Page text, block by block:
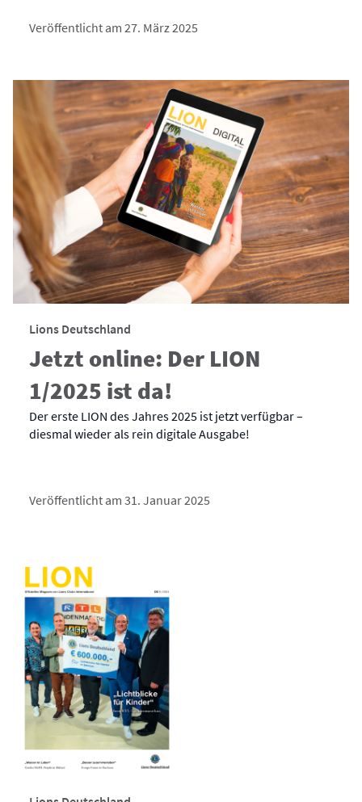
Veröffentlicht am 27. März 2025
Lions Deutschland
Jetzt online: Der LION
1/2025 ist da!
Der erste LION des Jahres 2025 ist jetzt verfügbar –
diesmal wieder als rein digitale Ausgabe!
Veröffentlicht am 31. Januar 2025